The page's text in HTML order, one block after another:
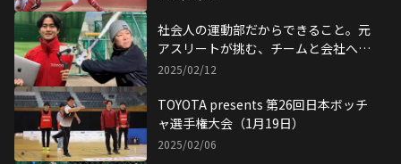
社会人の運動部だからできること。元
アスリートが挑む、チームと会社への
貢献
2025/02/12
TOYOTA presents 第26回日本ボッチ
ャ選手権大会（1月19日）
2025/02/06